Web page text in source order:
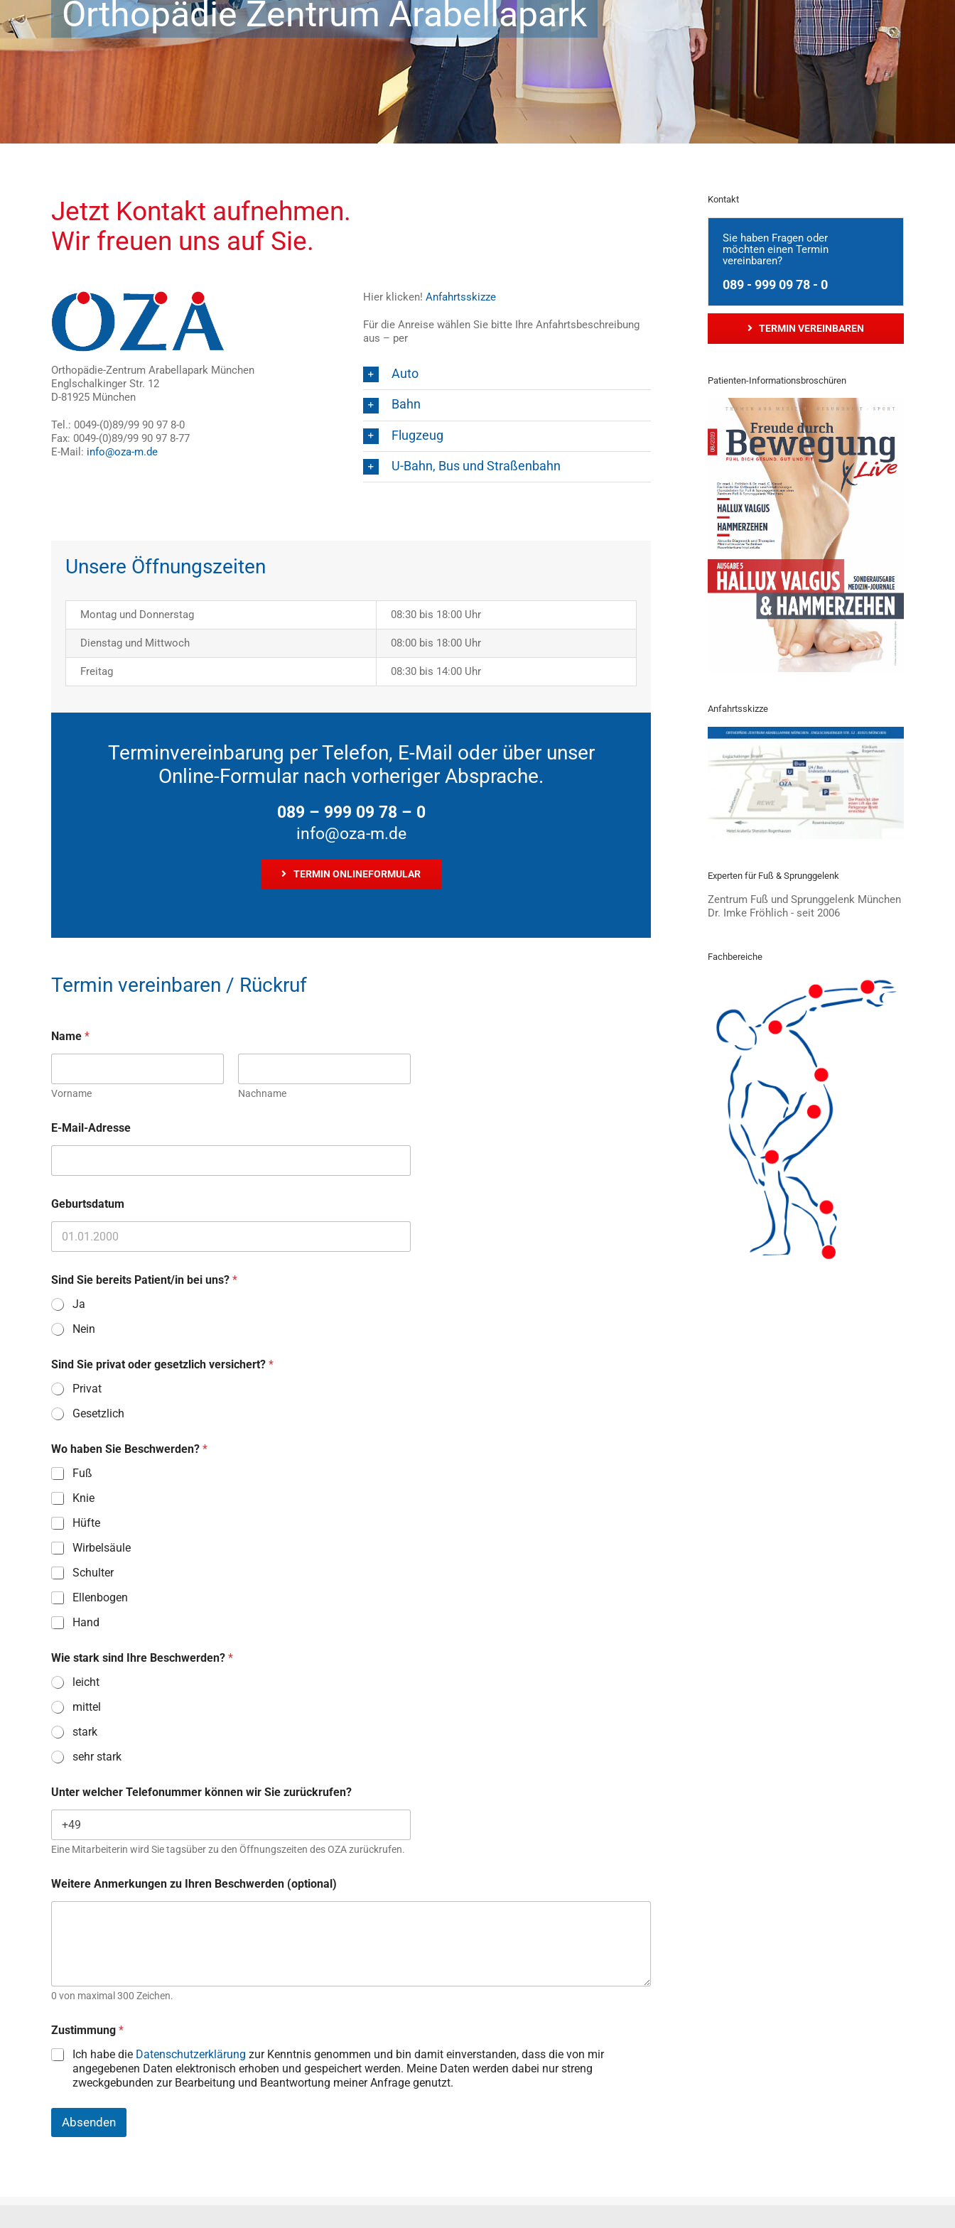
Orthopädie Zentrum Arabellapark
Jetzt Kontakt aufnehmen.
Wir freuen uns auf Sie.
Orthopädie-Zentrum Arabellapark München
Englschalkinger Str. 12
D-81925 München
Tel.: 0049-(0)89/99 90 97 8-0
Fax: 0049-(0)89/99 90 97 8-77
E-Mail: info@oza-m.de
Hier klicken! Anfahrtsskizze
Für die Anreise wählen Sie bitte Ihre Anfahrtsbeschreibung
aus – per
Auto
Bahn
Flugzeug
U-Bahn, Bus und Straßenbahn
Unsere Öffnungszeiten
Montag und Donnerstag 08:30 bis 18:00 Uhr
Dienstag und Mittwoch 08:00 bis 18:00 Uhr
Freitag 08:30 bis 14:00 Uhr
Terminvereinbarung per Telefon, E-Mail oder über unser
Online-Formular nach vorheriger Absprache.
089 – 999 09 78 – 0
info@oza-m.de
TERMIN ONLINEFORMULAR
Termin vereinbaren / Rückruf
Name *
Vorname Nachname
E-Mail-Adresse
Geburtsdatum
Sind Sie bereits Patient/in bei uns? *
Ja
Nein
Sind Sie privat oder gesetzlich versichert? *
Privat
Gesetzlich
Wo haben Sie Beschwerden? *
Fuß
Knie
Hüfte
Wirbelsäule
Schulter
Ellenbogen
Hand
e
s
c
h
w
e
r
d
W
i
W
e
t
e
r
Wie stark sind Ihre Beschwerden? *
leicht
mittel
stark
sehr stark
Unter welcher Telefonummer können wir Sie zurückrufen?
Eine Mitarbeiterin wird Sie tagsüber zu den Öffnungszeiten des OZA zurückrufen.
Weitere Anmerkungen zu Ihren Beschwerden (optional)
0 von maximal 300 Zeichen.
Zustimmung *
Ich habe die Datenschutzerklärung zur Kenntnis genommen und bin damit einverstanden, dass die von mir
angegebenen Daten elektronisch erhoben und gespeichert werden. Meine Daten werden dabei nur streng
zweckgebunden zur Bearbeitung und Beantwortung meiner Anfrage genutzt.
Absenden
Kontakt
Sie haben Fragen oder
möchten einen Termin
vereinbaren?
089 - 999 09 78 - 0
TERMIN VEREINBAREN
Patienten-Informationsbroschüren
Anfahrtsskizze
Experten für Fuß & Sprunggelenk
Zentrum Fuß und Sprunggelenk München
Dr. Imke Fröhlich - seit 2006
Fachbereiche